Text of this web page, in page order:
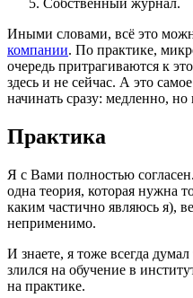
Собственный журнал.
Иными словами, всё это
компании. По практике,
очередь притрагиваются к
здесь и не сейчас. А это
начинать сразу: медленно, но
Практика
Я с Вами полностью
одна теория, которая нужна
каким частично являюсь я),
неприменимо.
И знаете, я тоже всегда
злился на обучение в
на практике.